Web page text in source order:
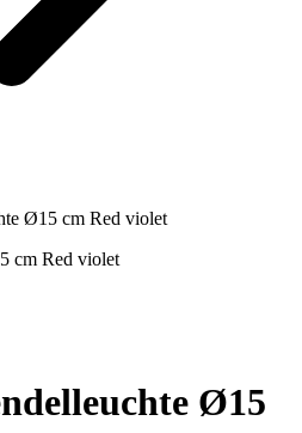
Ø15 cm Red violet
cm Red violet
Ø15